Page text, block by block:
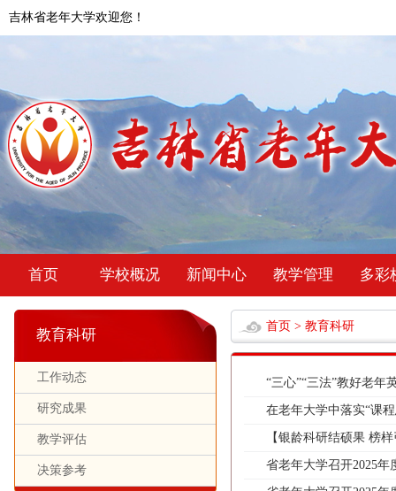
吉林省老年大学欢迎您！
首页 学校概况 新闻中心 教学管理 多彩
教育科研
工作动态
研究成果
教学评估
决策参考
首页 > 教育科研
“三心”“三法”教好老年
在老年大学中落实“课
【银龄科研结硕果 榜
省老年大学召开2025